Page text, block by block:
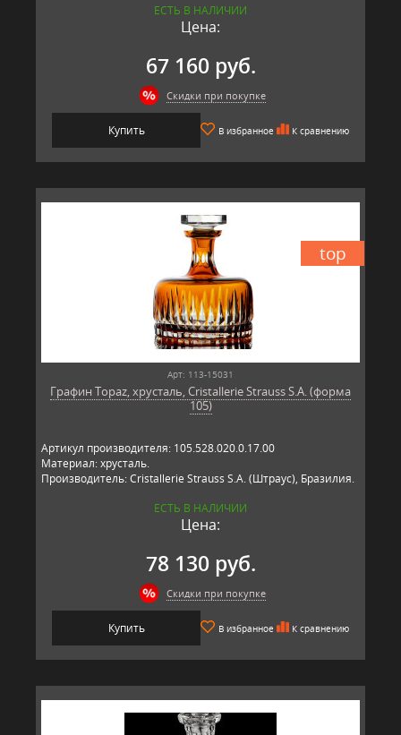
ЕСТЬ В НАЛИЧИИ
Цена:
67 160 руб.
Скидки при покупке
Купить В избранное К сравнению
top
Арт: 113-15031
Графин Topaz, хрусталь, Cristallerie Strauss S.A. (форма
105)
Артикул производителя: 105.528.020.0.17.00
Материал: хрусталь.
Производитель: Cristallerie Strauss S.A. (Штраус), Бразилия.
ЕСТЬ В НАЛИЧИИ
Цена:
78 130 руб.
Скидки при покупке
Купить В избранное К сравнению